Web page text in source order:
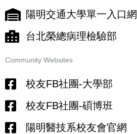
陽明交通大學單一入口網
台北榮總病理檢驗部
Community Websites
校友FB社團-大學部
校友FB社團-碩博班
陽明醫技系校友會官網